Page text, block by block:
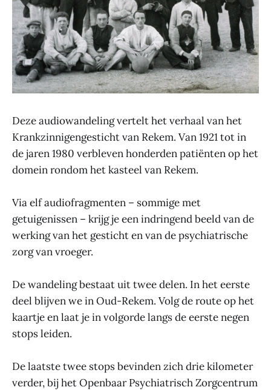
Deze audiowandeling vertelt het verhaal van het
Krankzinnigengesticht van Rekem. Van 1921 tot in
de jaren 1980 verbleven honderden patiënten op het
domein rondom het kasteel van Rekem.
Via elf audiofragmenten – sommige met
getuigenissen – krijg je een indringend beeld van de
werking van het gesticht en van de psychiatrische
zorg van vroeger.
De wandeling bestaat uit twee delen. In het eerste
deel blijven we in Oud-Rekem. Volg de route op het
kaartje en laat je in volgorde langs de eerste negen
stops leiden.
De laatste twee stops bevinden zich drie kilometer
verder, bij het Openbaar Psychiatrisch Zorgcentrum